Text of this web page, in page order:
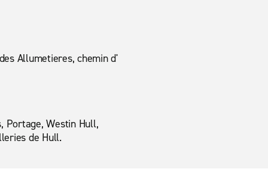
Allumetieres, chemin d'
Portage, Westin Hull,
de Hull.